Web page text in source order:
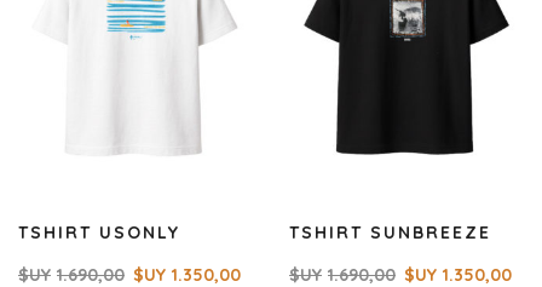
TSHIRT USONLY
$UY 1.690,00 $UY 1.350,00
TSHIRT SUNBREEZE
$UY 1.690,00 $UY 1.350,00